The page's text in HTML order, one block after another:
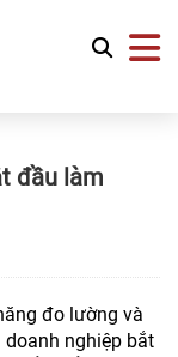
đầu làm
đo lường và
nghiệp bắt